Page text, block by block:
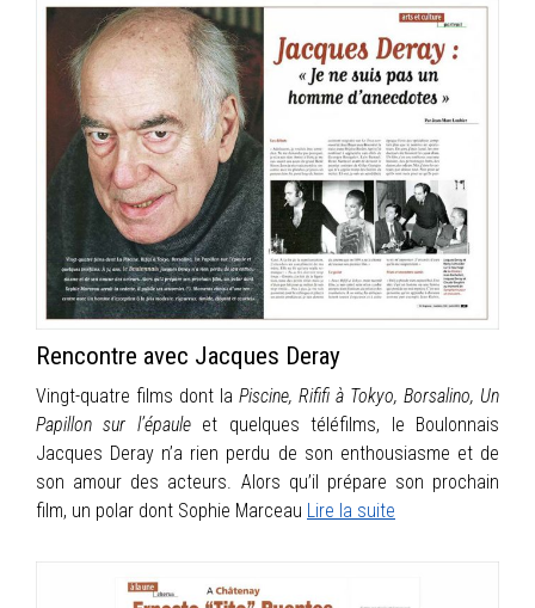
Rencontre avec Jacques Deray
Vingt-quatre films dont la Piscine, Rififi à Tokyo, Borsalino, Un
Papillon sur l’épauleet quelques téléfilms, le Boulonnais
Jacques Deray n’a rien perdu de son enthousiasme et de
son amour des acteurs. Alors qu’il prépare son prochain
film, un polar dont Sophie Marceau Lire la suite